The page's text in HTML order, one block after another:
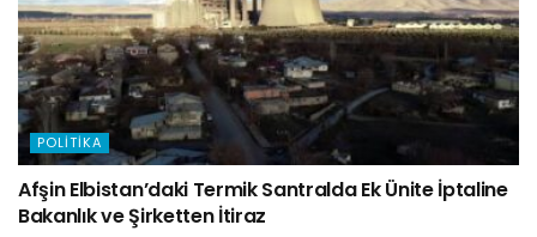
POLITIKA
Afşin Elbistan’daki Termik Santralda Ek Ünite İptaline
Bakanlık ve Şirketten İtiraz